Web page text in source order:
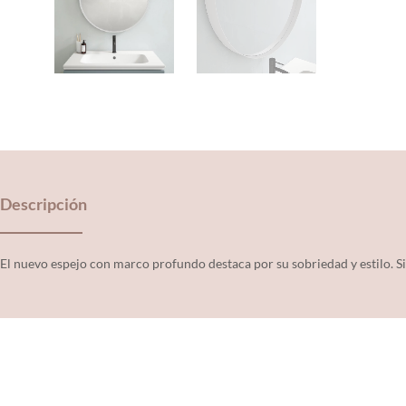
Descripción
El nuevo espejo con marco profundo destaca por su sobriedad y estilo.